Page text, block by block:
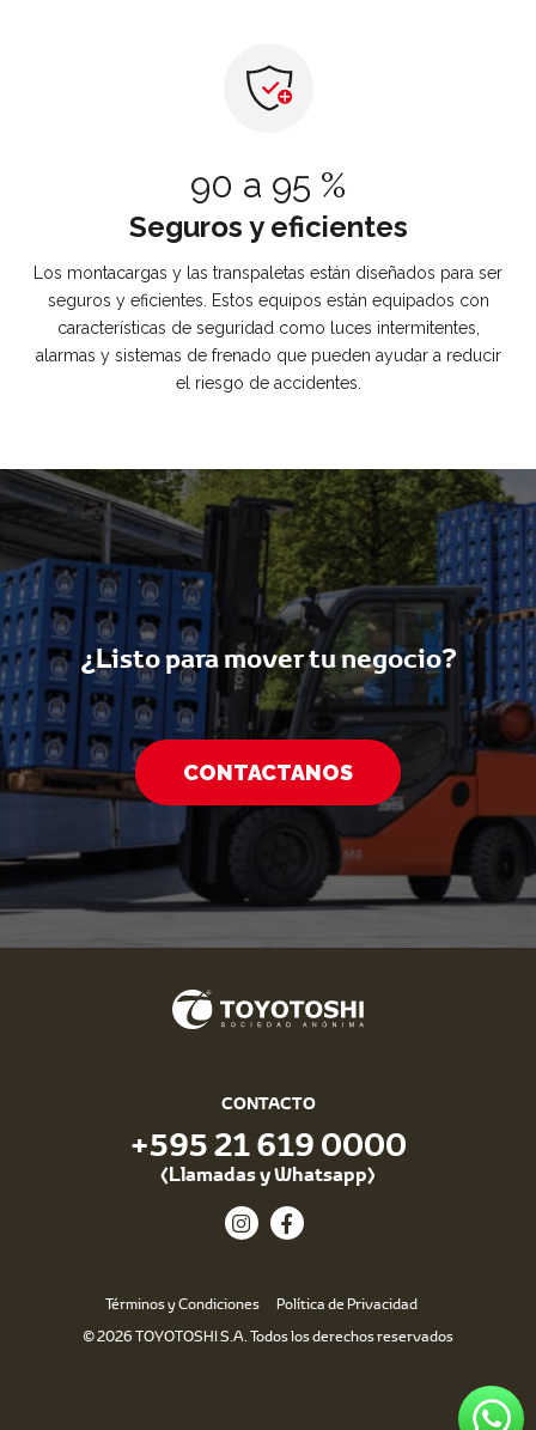
Art Series
90 a 95 %
Seguros y eficientes
Los montacargas y las transpaletas están diseñados para ser
seguros y eficientes. Estos equipos están equipados con
características de seguridad como luces intermitentes,
alarmas y sistemas de frenado que pueden ayudar a reducir
el riesgo de accidentes.
¿Listo para mover tu negocio?
CONTACTANOS
CONTACTO
+595 21 619 0000
(Llamadas y Whatsapp)
Términos y Condiciones
Política de Privacidad
© 2026 TOYOTOSHI S.A. Todos los derechos reservados